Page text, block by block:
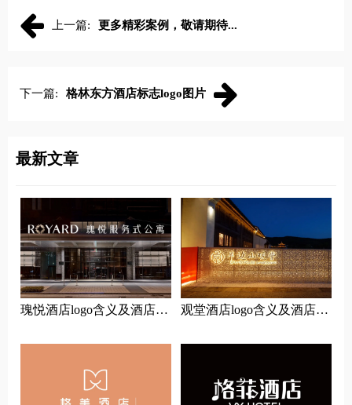
上一篇: 更多精彩案例，敬请期待...
下一篇: 格林东方酒店标志logo图片
最新文章
瑰悦酒店logo含义及酒店品
观堂酒店logo含义及酒店品